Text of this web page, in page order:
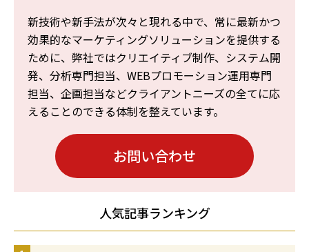
新技術や新手法が次々と現れる中で、常に最新かつ
効果的なマーケティングソリューションを提供する
ために、弊社ではクリエイティブ制作、システム開
発、分析専門担当、WEBプロモーション運用専門
担当、企画担当などクライアントニーズの全てに応
えることのできる体制を整えています。
お問い合わせ
人気記事ランキング